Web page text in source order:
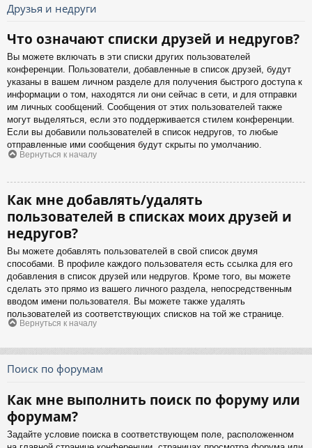
Друзья и недруги
Что означают списки друзей и недругов?
Вы можете включать в эти списки других пользователей
конференции. Пользователи, добавленные в список друзей, будут
указаны в вашем личном разделе для получения быстрого доступа к
информации о том, находятся ли они сейчас в сети, и для отправки
им личных сообщений. Сообщения от этих пользователей также
могут выделяться, если это поддерживается стилем конференции.
Если вы добавили пользователей в список недругов, то любые
отправленные ими сообщения будут скрыты по умолчанию.
Вернуться к началу
Как мне добавлять/удалять
пользователей в списках моих друзей и
недругов?
Вы можете добавлять пользователей в свой список двумя
способами. В профиле каждого пользователя есть ссылка для его
добавления в список друзей или недругов. Кроме того, вы можете
сделать это прямо из вашего личного раздела, непосредственным
вводом имени пользователя. Вы можете также удалять
пользователей из соответствующих списков на той же странице.
Вернуться к началу
Поиск по форумам
Как мне выполнить поиск по форуму или
форумам?
Задайте условие поиска в соответствующем поле, расположенном